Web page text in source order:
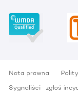
Nota prawna
Sygnaliści- zgłoś